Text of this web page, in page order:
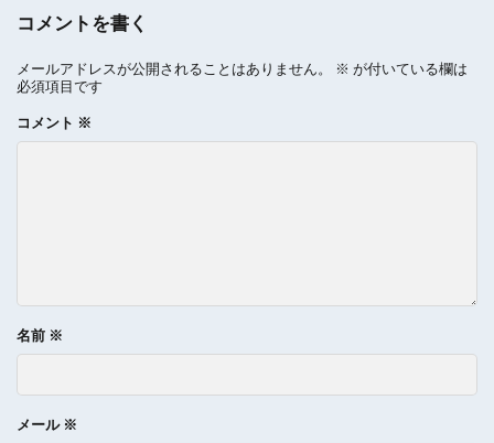
コメントを書く
メールアドレスが公開されることはありません。 ※ が付いている欄は
必須項目です
コメント ※
名前 ※
メール ※